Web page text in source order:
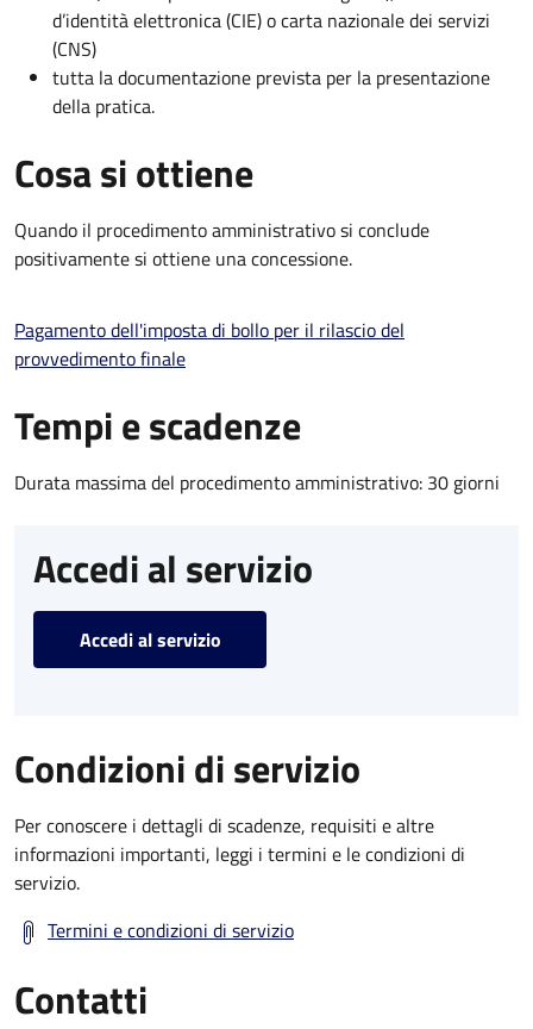
d’identità elettronica (CIE) o carta nazionale dei servizi
(CNS)
tutta la documentazione prevista per la presentazione
della pratica.
Cosa si ottiene
Quando il procedimento amministrativo si conclude
positivamente si ottiene una concessione.
Pagamento dell'imposta di bollo per il rilascio del
provvedimento finale
Tempi e scadenze
Durata massima del procedimento amministrativo: 30 giorni
Accedi al servizio
Accedi al servizio
Condizioni di servizio
Per conoscere i dettagli di scadenze, requisiti e altre
informazioni importanti, leggi i termini e le condizioni di
servizio.
Termini e condizioni di servizio
Contatti